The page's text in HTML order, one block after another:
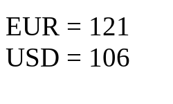
EUR = 121
USD = 106